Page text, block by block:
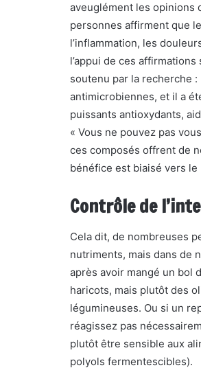
aveuglément les opinions
personnes affirment que
l’inflammation, les
l’appui de ces
soutenu par la recherche
antimicrobiennes, et il a
puissants antioxydants,
« Vous ne pouvez pas
ces composés offrent de
bénéfice est biaisé vers le
Contrôle de
Cela dit, de nombreuses
nutriments, mais dans de
après avoir mangé un bol
haricots, mais plutôt des
légumineuses. Ou si un
réagissez pas
plutôt être sensible aux
polyols fermentescibles).